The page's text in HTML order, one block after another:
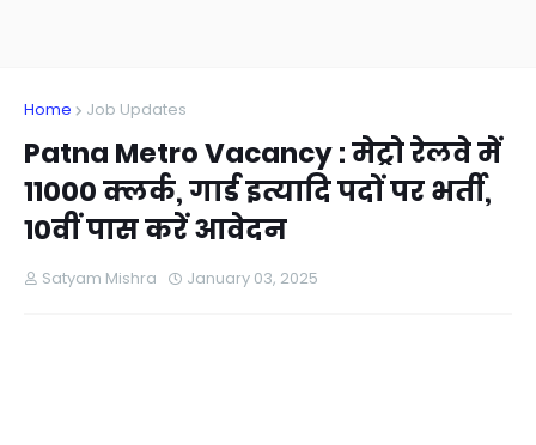
Home Job Updates
Patna Metro Vacancy : मेट्रो रेलवे में
11000 क्लर्क, गार्ड इत्यादि पदों पर भर्ती,
10वीं पास करें आवेदन
Satyam Mishra January 03, 2025